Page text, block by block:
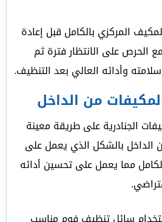
المركزي بالكامل قبل إعادة
الحرص على الانتظار فترة ثم
وأدائه العالي بعد التنظيف.
من الداخل
الجنادرية على طريقة معينة
الداخل بالشكل الذي يعمل على
مما يعمل على تحسين أدائه